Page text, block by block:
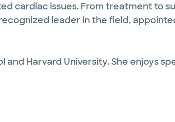
cardiac issues. From treatment to
leader in the field,
and Harvard University. She enjoys